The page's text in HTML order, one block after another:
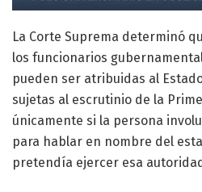
La Corte Suprema determinó
los funcionarios
pueden ser atribuidas al
sujetas al escrutinio de la
únicamente si la persona
para hablar en nombre del
pretendía ejercer esa